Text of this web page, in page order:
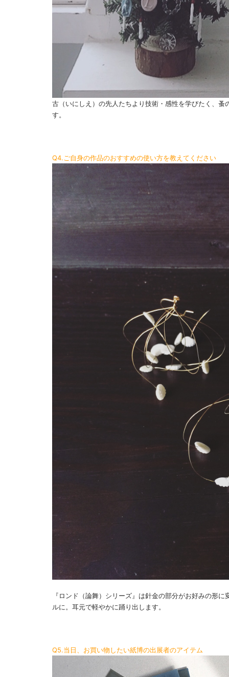
古（いにしえ）の先人たちより技術・感性を学びたく、
す。
Q4.ご自身の作品のおすすめの使い方を教えてください
『ロンド（論舞）シリーズ』は針金の部分がお好みの形
ルに。耳元で軽やかに踊り出します。
Q5.当日、お買い物したい紙博の出展者のアイテム